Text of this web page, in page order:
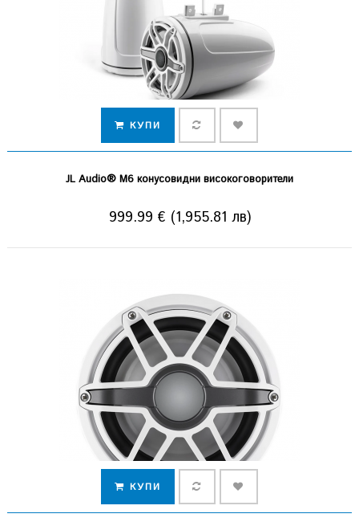
КУПИ
JL Audio® M6 конусовидни високоговорители
999.99 € (1,955.81 лв)
КУПИ